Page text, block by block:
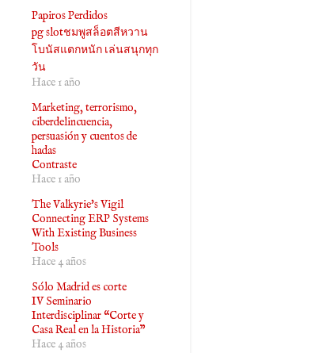
Papiros Perdidos
pg slotชมพูสล็อตสีหวาน
โบนัสแตกหนัก เล่นสนุกทุก
วัน
Hace 1 año
Marketing, terrorismo,
ciberdelincuencia,
persuasión y cuentos de
hadas
Contraste
Hace 1 año
The Valkyrie's Vigil
Connecting ERP Systems
With Existing Business
Tools
Hace 4 años
Sólo Madrid es corte
IV Seminario
Interdisciplinar “Corte y
Casa Real en la Historia”
Hace 4 años